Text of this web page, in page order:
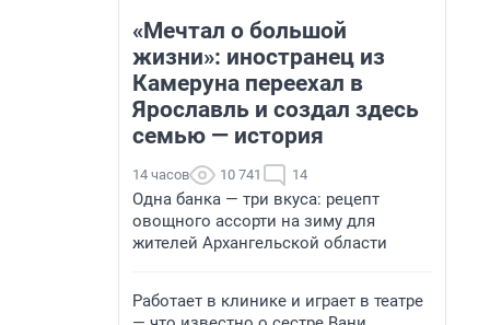
«Мечтал о большой
жизни»: иностранец из
Камеруна переехал в
Ярославль и создал здесь
семью — история
14 часов 10 741 14
Одна банка — три вкуса: рецепт
овощного ассорти на зиму для
жителей Архангельской области
Работает в клинике и играет в театре